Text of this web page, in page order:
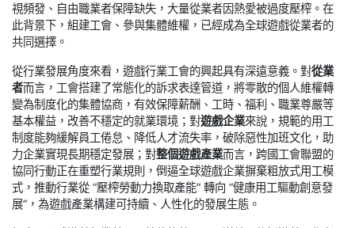
視頻發、自由職業者保障缺失，大量從業者因熱愛被過度壓榨。在
此背景下，組建工會、參與集體維權，已經成為全球遊戲從業者的
共同選擇。
從行業發展角度來看，遊戲行業工會的興起具有深遠意義。對從業
者而言，工會搭建了常態化的訴求表達管道，將零散的個人維權轉
變為制度化的集體協商，有效保障薪酬、工時、福利、職業尊嚴等
基本權益，改善不穩定的就業環境；對遊戲企業來說，規範的用工
制度能夠緩解員工倦怠、降低人才流失率，破除惡性加班文化，助
力企業實現長期穩定發展；對整個遊戲產業而言，跨國工會聯盟的
協同行動正在重塑行業規則，倒逼全球遊戲企業摒棄粗放式用工模
式，推動行業從 “壓榨勞動力換取產能” 轉向 “健康用工驅動創意發
展”，為遊戲產業構建可持續、人性化的發展生態。